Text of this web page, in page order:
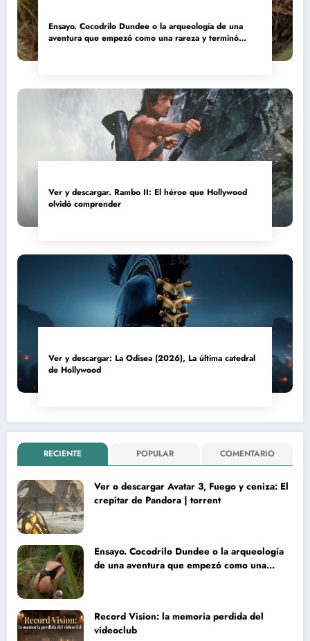
Ensayo. Cocodrilo Dundee o la arqueología de una
aventura que empezó como una rareza y terminó
Ver y descargar. Rambo II: El héroe que Hollywood
olvidó comprender
Ver y descargar: La Odisea (2026), La última catedral
de Hollywood
RECIENTE POPULAR COMENTARIO
Ver o descargar Avatar 3, Fuego y ceniza: El
crepitar de Pandora | torrent
Ensayo. Cocodrilo Dundee o la arqueología
de una aventura que empezó como una
Record Vision: la memoria perdida del
videoclub